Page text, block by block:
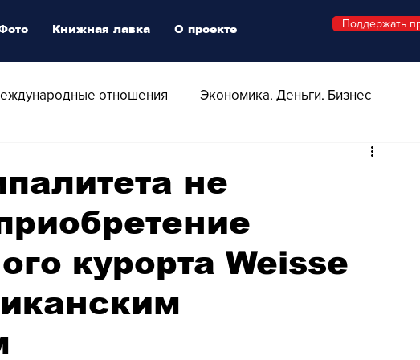
отношения Экономика. Деньги. Бизнес
Swiss Афиша Стиль Стильный четверг
- Опера - Шоу
не
курорта Weisse
Книжная лавка О проекте Поддержать